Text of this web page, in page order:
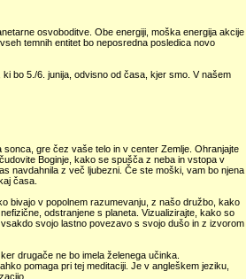
osvoboditve. Obe energiji, moška energija akcije
temnih entitet bo neposredna posledica novo
bo 5./6. junija, odvisno od časa, kjer smo. V našem
gre čez vaše telo in v center Zemlje. Ohranjajte
Boginje, kako se spušča z neba in vstopa v
navdahnila z več ljubezni. Če ste moški, vam bo njena
časa.
bivajo v popolnem razumevanju, z našo družbo, kako
odstranjene s planeta. Vizualizirajte, kako so
svojo lastno povezavo s svojo dušo in z izvorom
drugače ne bo imela želenega učinka.
pomaga pri tej meditaciji. Je v angleškem jeziku,